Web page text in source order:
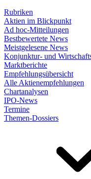
Rubriken
Aktien im Blickpunkt
Ad hoc-Mitteilungen
Bestbewertete News
Meistgelesene News
Konjunktur- und
Marktberichte
Empfehlungsübersicht
Alle Aktienempfehlungen
Chartanalysen
IPO-News
Termine
Themen-Dossiers